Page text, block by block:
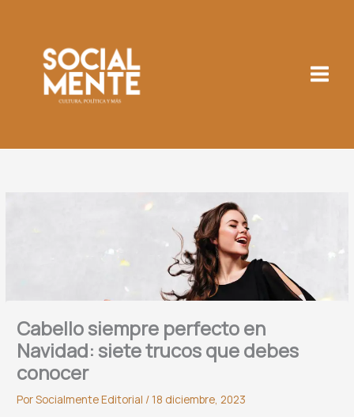
Cabello siempre perfecto en
Navidad: siete trucos que debes
conocer
PorSocialmente Editorial / 18 diciembre, 2023